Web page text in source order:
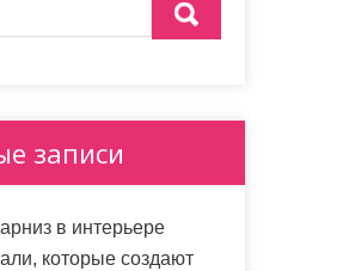
записи
в интерьере
которые создают